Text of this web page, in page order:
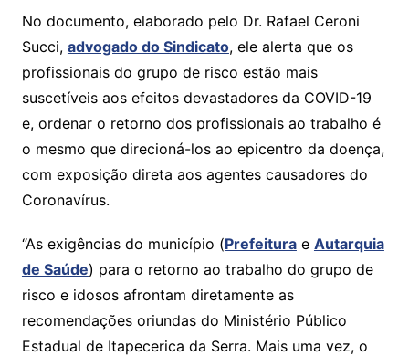
No documento, elaborado pelo Dr. Rafael Ceroni
Succi, advogado do Sindicato, ele alerta que os
profissionais do grupo de risco estão mais
suscetíveis aos efeitos devastadores da COVID-19
e, ordenar o retorno dos profissionais ao trabalho é
o mesmo que direcioná-los ao epicentro da doença,
com exposição direta aos agentes causadores do
Coronavírus.
“As exigências do município (Prefeiturae Autarquia
de Saúde) para o retorno ao trabalho do grupo de
risco e idosos afrontam diretamente as
recomendações oriundas do Ministério Público
Estadual de Itapecerica da Serra. Mais uma vez, o